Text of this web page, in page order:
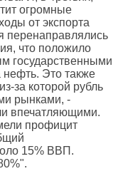
огромные
от экспорта
перенаправлялись
что положило
государственными
Это также
за которой рубль
рынками, -
впечатляющими.
профицит
15% ВВП.